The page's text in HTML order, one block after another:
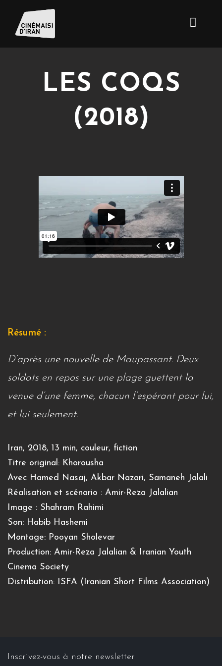
LES COQS
(2018)
Résumé :
D’après une nouvelle de Maupassant. Deux
soldats en repos sur une plage guettent la
venue d’une femme, chacun l’espérant pour lui,
et lui seulement.
Iran, 2018, 13 min, couleur, fiction
Titre original: Khorousha
Avec Hamed Nasaj, Akbar Nazari, Samaneh Jalali
Réalisation et scénario : Amir-Reza Jalalian
Image : Shahram Rahimi
Son: Habib Hashemi
Montage: Pooyan Sholevar
Production: Amir-Reza Jalalian & Iranian Youth
Cinema Society
Distribution: ISFA (Iranian Short Films Association)
Inscrivez-vous à notre newsletter